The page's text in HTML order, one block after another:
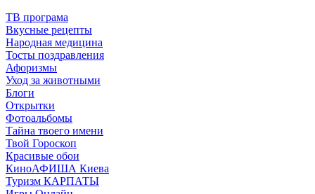
ТВ програма
Вкусные рецепты
Народная медицина
Тосты поздравления
Афоризмы
Уход за животными
Блоги
Открытки
Фотоальбомы
Тайна твоего имени
Твой Гороскоп
Красивые обои
КиноАФИША Киева
Туризм КАРПАТЫ